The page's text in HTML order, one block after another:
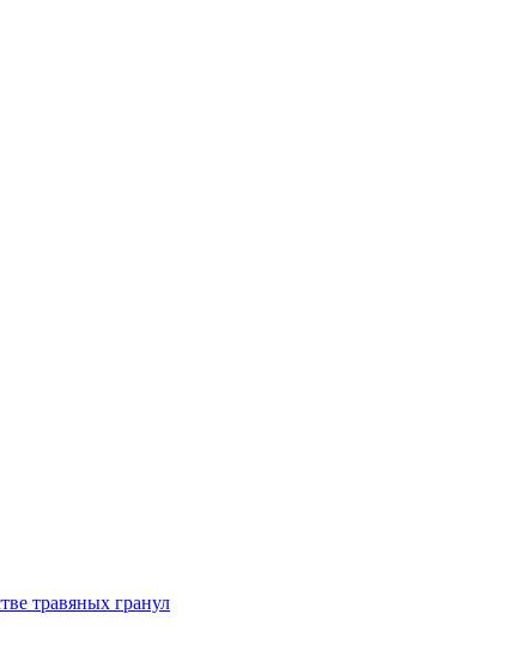
травяных гранул